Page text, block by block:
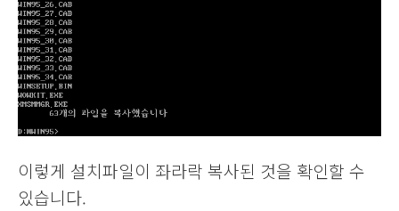
이렇게 설치파일이 좌라락 복사된 것을 확인할 수
있습니다.